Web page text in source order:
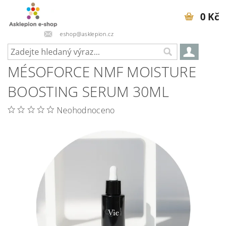
eshop@asklepion.cz
0 Kč
MÉSOFORCE NMF MOISTURE
BOOSTING SERUM 30ML
Neohodnoceno